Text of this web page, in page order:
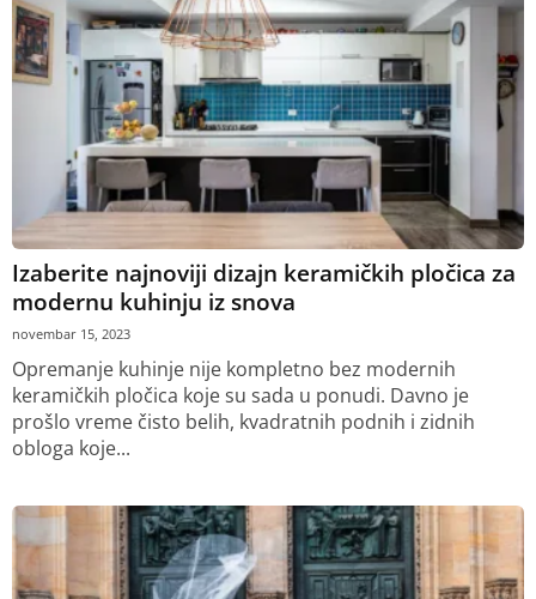
Izaberite najnoviji dizajn keramičkih pločica za
modernu kuhinju iz snova
novembar 15, 2023
Opremanje kuhinje nije kompletno bez modernih
keramičkih pločica koje su sada u ponudi. Davno je
prošlo vreme čisto belih, kvadratnih podnih i zidnih
obloga koje...